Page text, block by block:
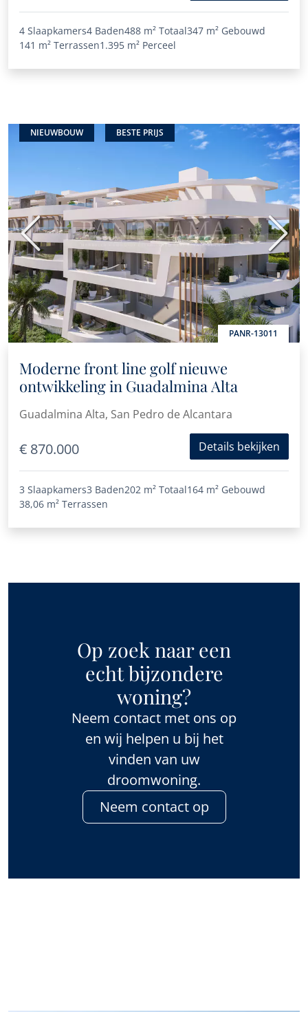
4 Slaapkamers4 Baden488 m² Totaal347 m² Gebouwd
141 m² Terrassen1.395 m² Perceel
NIEUWBOUW BESTE PRIJS
PANR-13011
Vorige
Moderne front line golf nieuwe
ontwikkeling in Guadalmina Alta
Guadalmina Alta, San Pedro de Alcantara
€ 870.000 Details bekijken
3 Slaapkamers3 Baden202 m² Totaal164 m² Gebouwd
38,06 m² Terrassen
Op zoek naar een
echt bijzondere
woning?
Neem contact met ons op
en wij helpen u bij het
vinden van uw
droomwoning.
Neem contact op